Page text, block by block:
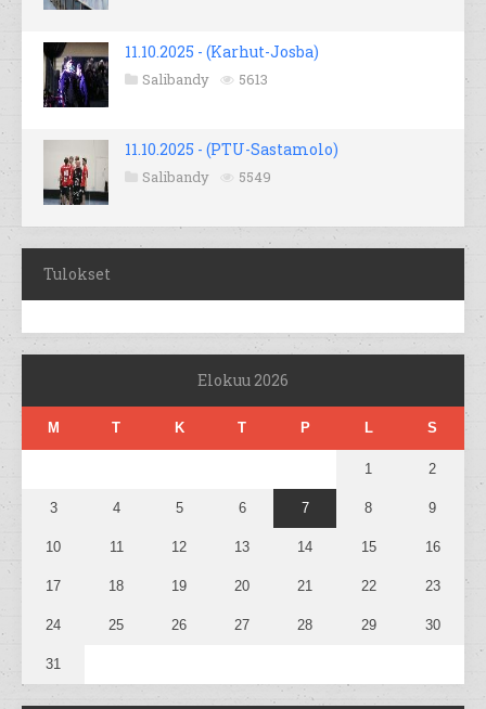
11.10.2025 - (Karhut-Josba)
Salibandy 5613
11.10.2025 - (PTU-Sastamolo)
Salibandy 5549
Tulokset
Elokuu 2026
M T K T P L S
1 2
3 4 5 6 7 8 9
10 11 12 13 14 15 16
17 18 19 20 21 22 23
24 25 26 27 28 29 30
31